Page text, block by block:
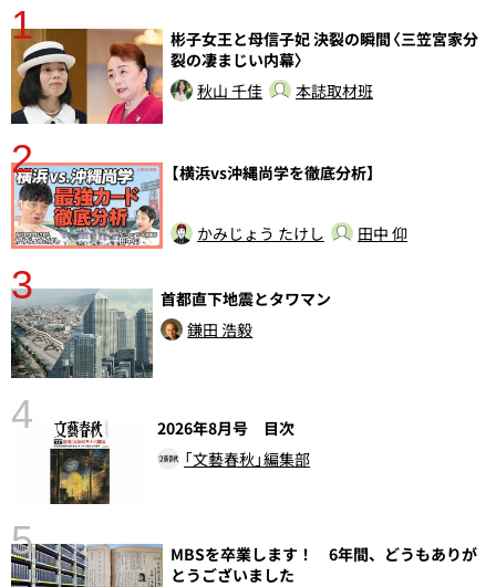
1
彬子女王と母信子妃 決裂の瞬間〈三笠宮家分
裂の凄まじい内幕〉
秋山 千佳
本誌取材班
2 【横浜vs沖縄尚学を徹底分析】
かみじょう たけし 田中 仰
3
首都直下地震とタワマン
鎌田 浩毅
4
2026年8月号 目次
「文藝春秋」編集部
5
MBSを卒業します！ 6年間、どうもありが
とうございました